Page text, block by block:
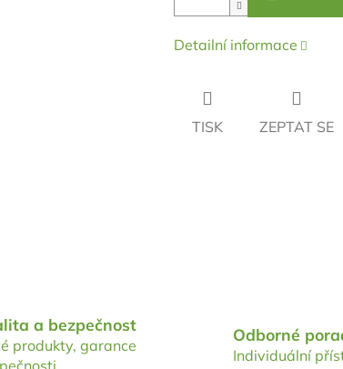
Detailní informace
TISK ZEPTAT SE
a bezpečnost
produkty, garance
Odborné
Individuální